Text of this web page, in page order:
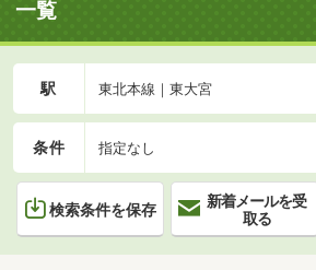
一覧
駅 東北本線｜東大宮
条件 指定なし
検索条件を保存
新着メールを受
取る